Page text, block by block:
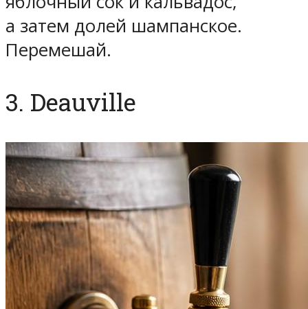
а затем долей шампанское.
Перемешай.
3. Deauville